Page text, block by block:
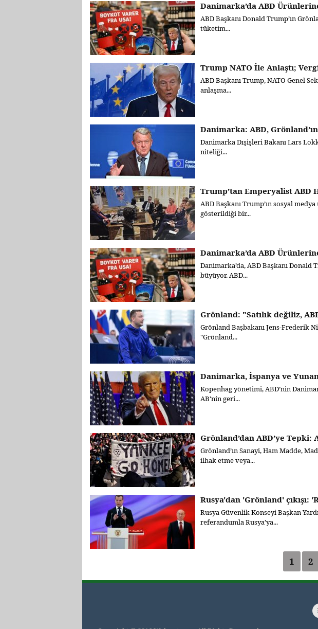
Danimarka’da ABD
ABD Başkanı Donald Trump’ın
tüketim...
Trump NATO İle Anlaştı;
ABD Başkanı Trump, NATO Genel
anlaşma...
Danimarka: ABD,
Danimarka Dışişleri Bakanı Lars
niteliği...
Trump’tan Emperyalist ABD
ABD Başkanı Trump’ın sosyal
gösterildiği bir...
Danimarka’da ABD
Danimarka’da, ABD Başkanı
büyüyor. ABD...
Grönland: "Satılık değiliz,
Grönland Başbakanı Jens-Frederik
"Grönland...
Danimarka, İspanya ve
Kopenhag yönetimi, ABD’nin
AB'nin geri...
Grönland’dan ABD’ye
Grönland’ın Sanayi, Ham Madde,
ilhak etme veya...
Rusya'dan 'Grönland'
Rusya Güvenlik Konseyi Başkan
referandumla Rusya’ya...
1 2